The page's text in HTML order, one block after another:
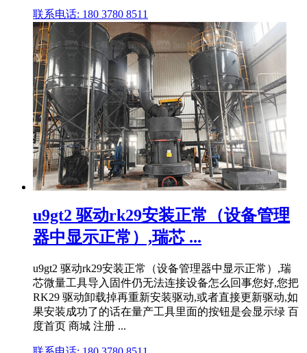
联系电话: 180 3780 8511
u9gt2 驱动rk29安装正常（设备管理
器中显示正常）,瑞芯 ...
u9gt2 驱动rk29安装正常（设备管理器中显示正常）,瑞
芯微量工具导入固件仍无法连接设备怎么回事您好,您把
RK29 驱动卸载掉再重新安装驱动,或者直接更新驱动,如
果安装成功了的话在量产工具里面的按钮是会显示绿 百
度首页 商城 注册 ...